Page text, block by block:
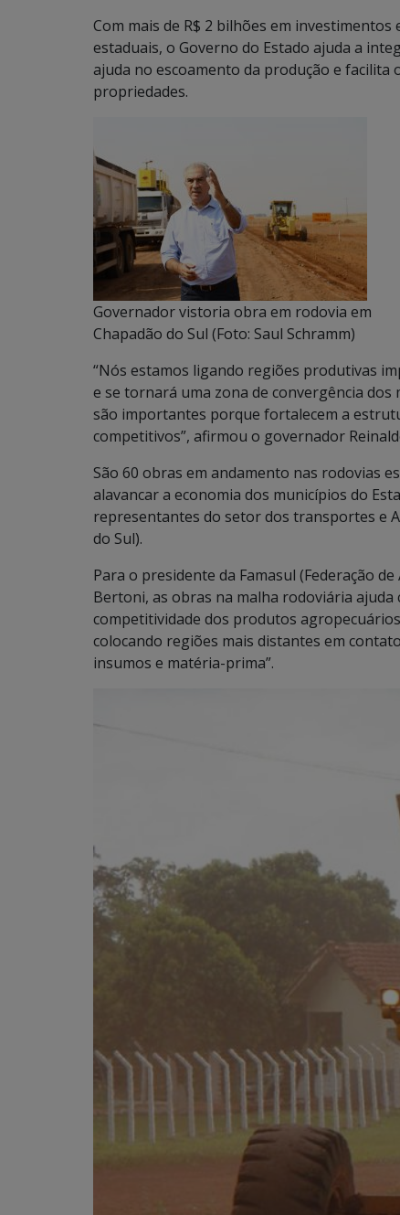
Com mais de R$ 2 bilhões em
estaduais, o Governo do Estado ajuda a
ajuda no escoamento da produção e facilita
propriedades.
Governador vistoria obra em rodovia em
Chapadão do Sul (Foto: Saul Schramm)
“Nós estamos ligando regiões produtivas
e se tornará uma zona de convergência
são importantes porque fortalecem a
competitivos”, afirmou o governador
São 60 obras em andamento nas rodovias
alavancar a economia dos municípios do
representantes do setor dos transportes e
do Sul).
Para o presidente da Famasul (Federação
Bertoni, as obras na malha rodoviária
competitividade dos produtos
colocando regiões mais distantes em
insumos e matéria-prima”.